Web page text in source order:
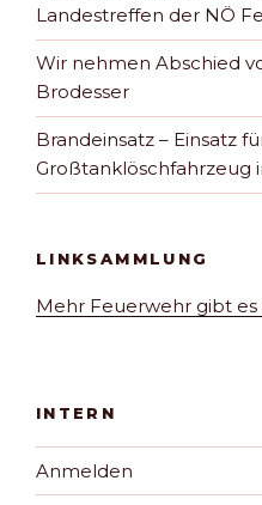
Landestreffen der NÖ
Wir nehmen Abschied
Brodesser
Brandeinsatz – Einsatz
Großtanklöschfahrzeug
LINKSAMMLUNG
Mehr Feuerwehr gibt es
INTERN
Anmelden